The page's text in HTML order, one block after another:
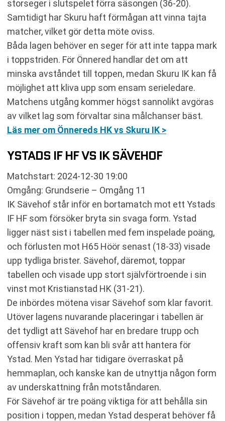
storseger i slutspelet förra säsongen (36-20).
Samtidigt har Skuru haft förmågan att vinna tajta
matcher, vilket gör detta möte oviss.
Båda lagen behöver en seger för att inte tappa mark
i toppstriden. För Önnered handlar det om att
minska avståndet till toppen, medan Skuru IK kan få
möjlighet att kliva upp som ensam serieledare.
Matchens utgång kommer högst sannolikt avgöras
av vilket lag som förvaltar sina målchanser bäst.
Läs mer om Önnereds HK vs Skuru IK >
YSTADS IF HF VS IK SÄVEHOF
Matchstart: 2024-12-30 19:00
Omgång: Grundserie – Omgång 11
IK Sävehof står inför en bortamatch mot ett Ystads
IF HF som försöker bryta sin svaga form. Ystad
ligger näst sist i tabellen med fem inspelade poäng,
och förlusten mot H65 Höör senast (18-33) visade
upp tydliga brister. Sävehof, däremot, toppar
tabellen och visade upp stort självförtroende i sin
vinst mot Kristianstad HK (31-21).
De inbördes mötena visar Sävehof som klar favorit.
Utöver lagens nuvarande placeringar i tabellen är
det tydligt att Sävehof har en bredare trupp och
offensiv kraft som kan bli svår att hantera för
Ystad. Men Ystad har tidigare överraskat på
hemmaplan, och kanske kan de utnyttja någon form
av underskattning från motståndaren.
För Sävehof är tre poäng viktiga för att behålla sin
position i toppen, medan Ystad desperat behöver få